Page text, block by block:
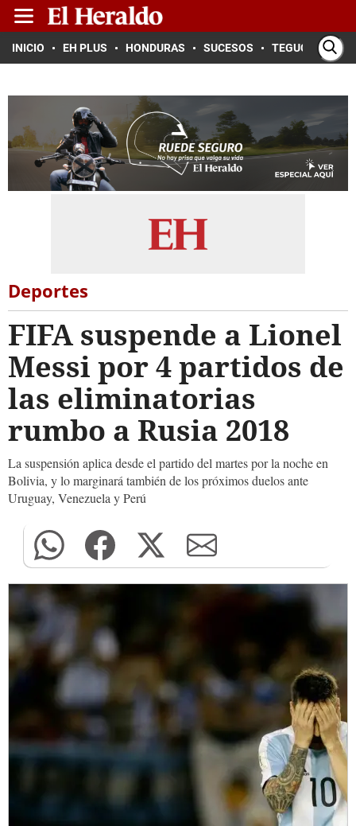
INICIO EH PLUS HONDURAS SUCESOS TEGUCIGALPA
Deportes
FIFA suspende a Lionel
Messi por 4 partidos de
las eliminatorias
rumbo a Rusia 2018
La suspensión aplica desde el partido del martes por la noche en
Bolivia, y lo marginará también de los próximos duelos ante
Uruguay, Venezuela y Perú